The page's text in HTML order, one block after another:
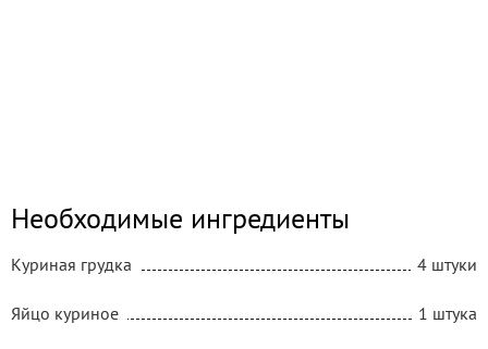
Необходимые ингредиенты
Куриная грудка 4 штуки
Яйцо куриное 1 штука